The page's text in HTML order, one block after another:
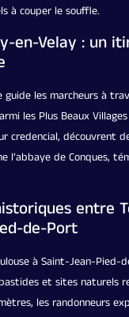
à couper le souffle.
en-Velay : un
guide les marcheurs à
les Plus Beaux
credencial, découvrent
l’abbaye de Conques,
entre
de-Port
à Saint-Jean-Pied-
et sites naturels
les randonneurs